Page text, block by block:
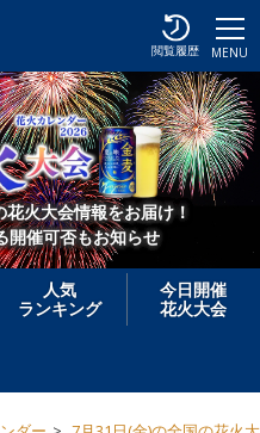
MENU
閲覧履歴
火大会情報をお届け！
開催可否もお知らせ
人気
ランキング
今日開催
花火大会